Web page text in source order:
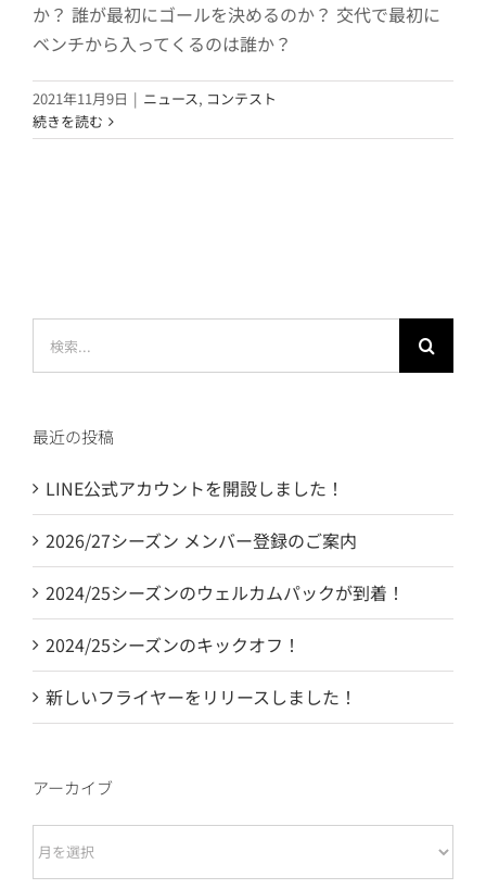
か？ 誰が最初にゴールを決めるのか？ 交代で最初に
ベンチから入ってくるのは誰か？
2021年11月9日 | ニュース, コンテスト
続きを読む
最近の投稿
LINE公式アカウントを開設しました！
2026/27シーズン メンバー登録のご案内
2024/25シーズンのウェルカムパックが到着！
2024/25シーズンのキックオフ！
新しいフライヤーをリリースしました！
アーカイブ
ー